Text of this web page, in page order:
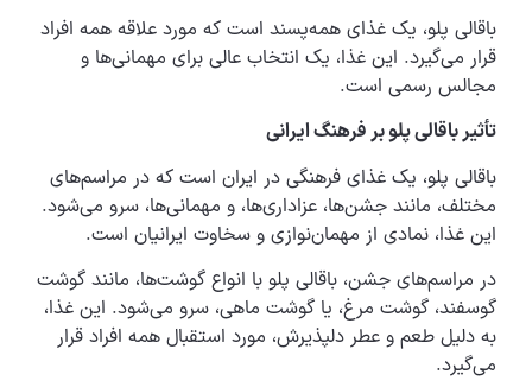
باقالی پلو، یک غذای همه‌پسند است که مورد علاقه همه افراد
قرار می‌گیرد. این غذا، یک انتخاب عالی برای مهمانی‌ها و
مجالس رسمی است.
تأثیر باقالی پلو بر فرهنگ ایرانی
باقالی پلو، یک غذای فرهنگی در ایران است که در مراسم‌های
مختلف، مانند جشن‌ها، عزاداری‌ها، و مهمانی‌ها، سرو می‌شود.
این غذا، نمادی از مهمان‌نوازی و سخاوت ایرانیان است.
در مراسم‌های جشن، باقالی پلو با انواع گوشت‌ها، مانند گوشت
گوسفند، گوشت مرغ، یا گوشت ماهی، سرو می‌شود. این غذا،
به دلیل طعم و عطر دلپذیرش، مورد استقبال همه افراد قرار
می‌گیرد.